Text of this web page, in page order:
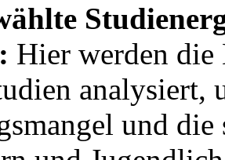
Hier werden die
analysiert,
und